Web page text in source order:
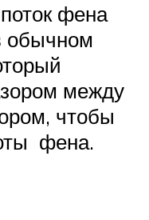
фена
обычном
между
чтобы
фена.